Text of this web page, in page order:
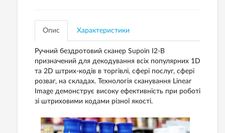
Опис Характеристики
Ручний бездротовий сканер Supoin I2-B
призначений для декодування всіх популярних 1D
та 2D штрих-кодів в торгівлі, сфері послуг, сфері
розваг, на складах. Технологія сканування Linear
Image демонструє високу ефективність при роботі
зі штриховими кодами різної якості.